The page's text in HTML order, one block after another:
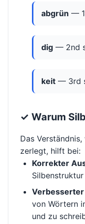
abgrün —
dig — 2nd
keit — 3rd
✓ Warum
Das
zerlegt, hilft bei:
Korrekter
von Wörtern
und zu